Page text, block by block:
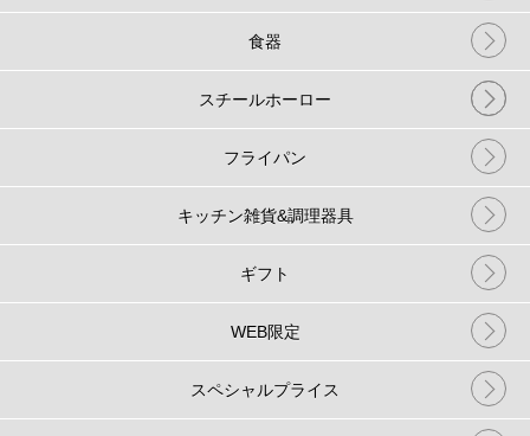
食器
スチールホーロー
フライパン
キッチン雑貨&調理器具
ギフト
WEB限定
スペシャルプライス